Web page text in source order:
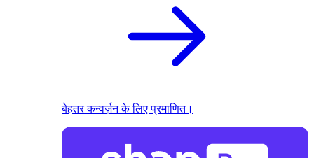
बेहतर कन्वर्ज़न के लिए प्रमाणित।